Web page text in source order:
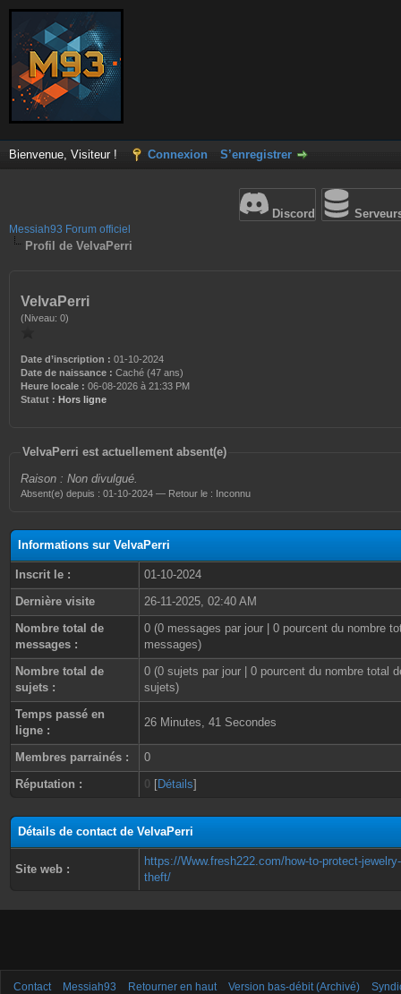
Bienvenue, Visiteur ! Connexion S’enregistrer
Discord
Messiah93 Forum officiel
Profil de VelvaPerri
VelvaPerri
(Niveau: 0)
Date d’inscription : 01-10-2024
Date de naissance : Caché (47 ans)
Heure locale : 06-08-2026 à 21:33 PM
Statut : Hors ligne
VelvaPerri est actuellement absent(e)
Raison : Non divulgué.
Absent(e) depuis : 01-10-2024 — Retour le : Inconnu
Informations sur VelvaPerri
Inscrit le :
01-10-2024
Dernière visite
26-11-2025, 02:40 AM
Nombre total de
messages :
0 (0 messages par jour | 0 pourcent du nombre
messages)
Nombre total de
sujets :
0 (0 sujets par jour | 0 pourcent du nombre total
sujets)
Temps passé en
ligne :
26 Minutes, 41 Secondes
Membres parrainés :
0
Réputation :
0 [Détails]
Détails de contact de VelvaPerri
Site web :
https://Www.fresh222.com/how-to-protect-
theft/
Contact Messiah93 Retourner en haut Version bas-débit (Archivé)